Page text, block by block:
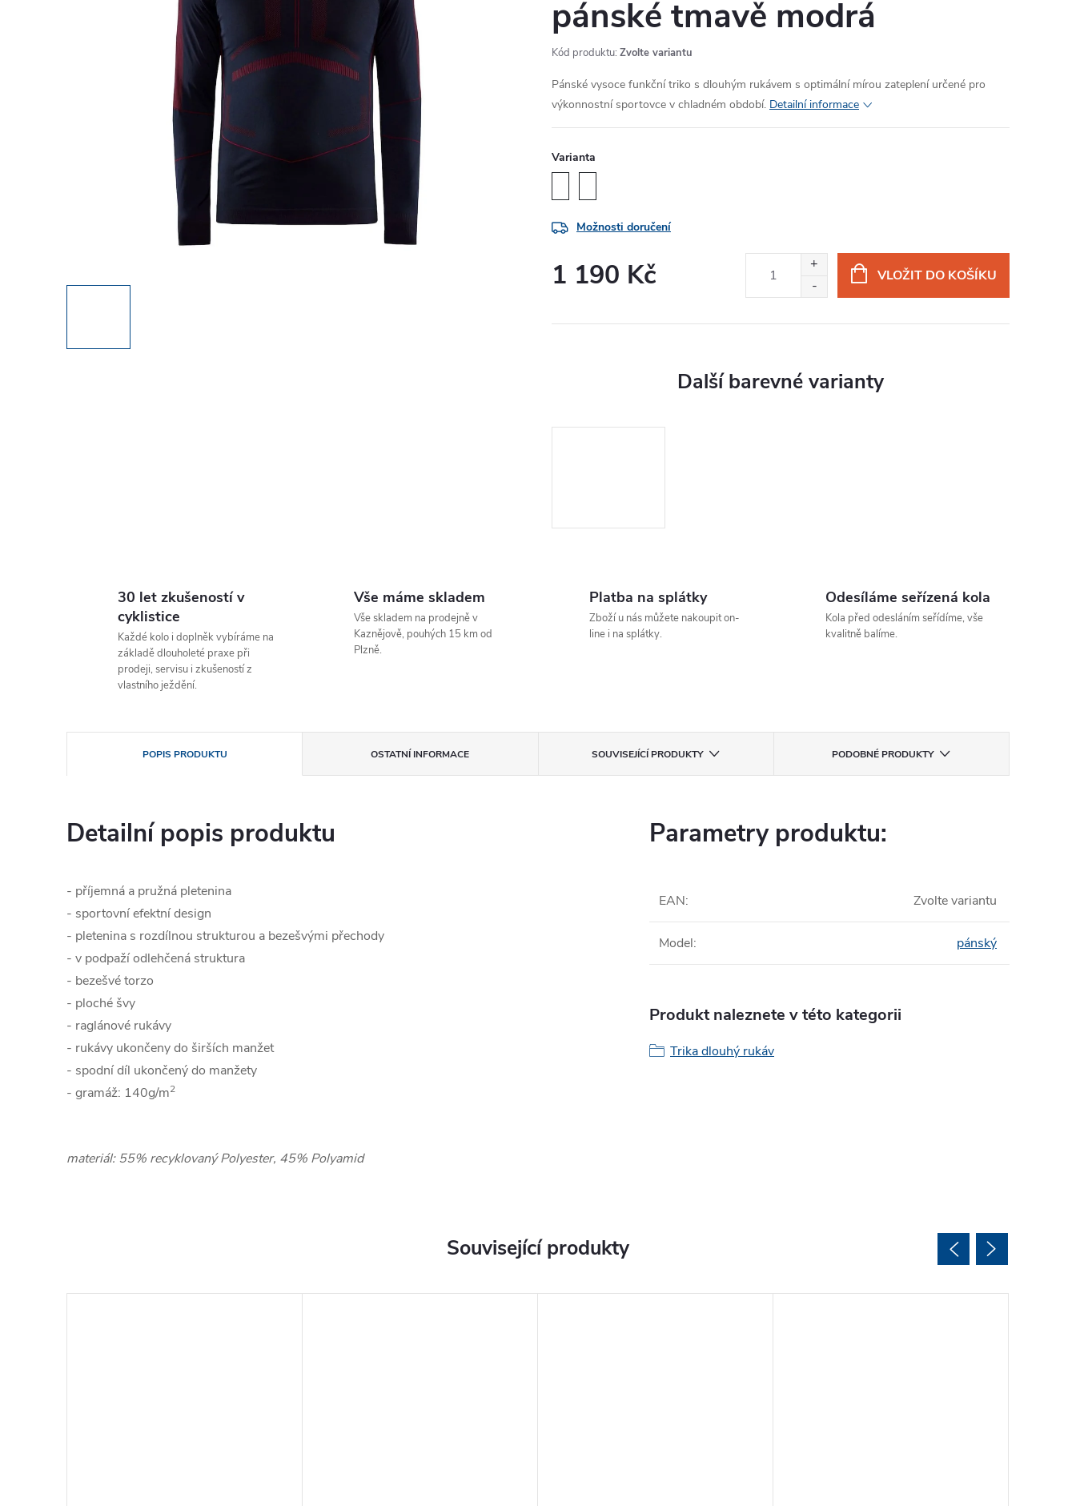
pánské tmavě modrá
Kód produktu: Zvolte variantu
Pánské vysoce funkční triko s dlouhým rukávem s optimální mírou zateplení určené pro
výkonnostní sportovce v chladném období. Detailní informace
Varianta
Možnosti doručení
1 190 Kč VLOŽIT DO KOŠÍKU
30 let zkušeností v
cyklistice
Každé kolo i doplněk vybíráme na
základě dlouholeté praxe při
prodeji, servisu i zkušeností z
vlastního ježdění.
Vše máme skladem
Vše skladem na prodejně v
Kaznějově, pouhých 15 km od
Plzně.
Platba na splátky
Zboží u nás můžete nakoupit on-
line i na splátky.
Odesíláme seřízená kola
Kola před odesláním seřídíme, vše
kvalitně balíme.
POPIS PRODUKTU OSTATNÍ INFORMACE SOUVISEJÍCÍ PRODUKTY PODOBNÉ PRODUKTY
Detailní popis produktu
- příjemná a pružná pletenina
- sportovní efektní design
- pletenina s rozdílnou strukturou a bezešvými přechody
- v podpaží odlehčená struktura
- bezešvé torzo
- ploché švy
- raglánové rukávy
- rukávy ukončeny do širších manžet
- spodní díl ukončený do manžety
- gramáž: 140g/m2
materiál: 55% recyklovaný Polyester, 45% Polyamid
Parametry produktu:
EAN: Zvolte variantu
Model: pánský
Produkt naleznete v této kategorii
Trika dlouhý rukáv
Související produkty